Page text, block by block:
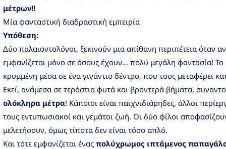
μέτρων!!
Μία φανταστική διαδραστική εμπειρία
Υπόθεση:
Δύο παλαιοντολόγοι, ξεκινούν μια απίθανη περιπέτεια όταν
εμφανίζεται μόνο σε όσους έχουν… πολύ μεγάλη φαντασία!
κρυμμένη μέσα σε ένα γιγάντιο δέντρο, που τους μεταφέρει
Εκεί, ανάμεσα σε τεράστια φυτά και βροντερά βήματα,
ολόκληρα μέτρα! Κάποιοι είναι παιχνιδιάρηδες, άλλοι
τους εντυπωσιακοί και γεμάτοι ζωή. Οι δύο φίλοι
μελετήσουν, όμως τίποτα δεν είναι τόσο απλό.
Και τότε εμφανίζεται ένας πολύχρωμος ιπτάμενος